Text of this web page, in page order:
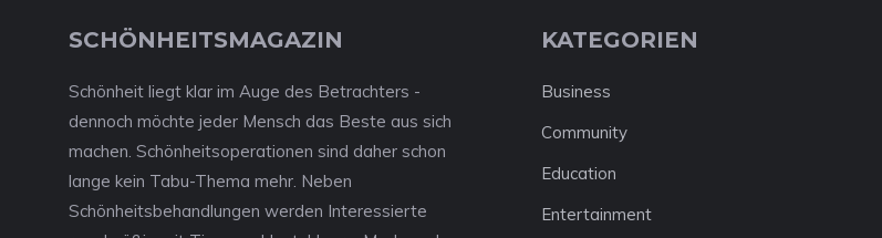
SCHÖNHEITSMAGAZIN
Schönheit liegt klar im Auge des Betrachters -
dennoch möchte jeder Mensch das Beste aus sich
machen. Schönheitsoperationen sind daher schon
lange kein Tabu-Thema mehr. Neben
Schönheitsbehandlungen werden Interessierte
KATEGORIEN
Business
Community
Education
Entertainment